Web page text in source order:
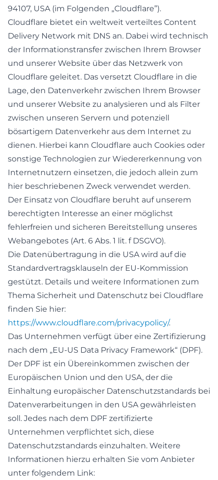
94107, USA (im Folgenden „Cloudflare”).
Cloudflare bietet ein weltweit verteiltes Content
Delivery Network mit DNS an. Dabei wird technisch
der Informationstransfer zwischen Ihrem Browser
und unserer Website über das Netzwerk von
Cloudflare geleitet. Das versetzt Cloudflare in die
Lage, den Datenverkehr zwischen Ihrem Browser
und unserer Website zu analysieren und als Filter
zwischen unseren Servern und potenziell
bösartigem Datenverkehr aus dem Internet zu
dienen. Hierbei kann Cloudflare auch Cookies oder
sonstige Technologien zur Wiedererkennung von
Internetnutzern einsetzen, die jedoch allein zum
hier beschriebenen Zweck verwendet werden.
Der Einsatz von Cloudflare beruht auf unserem
berechtigten Interesse an einer möglichst
fehlerfreien und sicheren Bereitstellung unseres
Webangebotes (Art. 6 Abs. 1 lit. f DSGVO).
Die Datenübertragung in die USA wird auf die
Standardvertragsklauseln der EU-Kommission
gestützt. Details und weitere Informationen zum
Thema Sicherheit und Datenschutz bei Cloudflare
finden Sie hier:
https://www.cloudflare.com/privacypolicy/.
Das Unternehmen verfügt über eine Zertifizierung
nach dem „EU-US Data Privacy Framework“ (DPF).
Der DPF ist ein Übereinkommen zwischen der
Europäischen Union und den USA, der die
Einhaltung europäischer Datenschutzstandards bei
Datenverarbeitungen in den USA gewährleisten
soll. Jedes nach dem DPF zertifizierte
Unternehmen verpflichtet sich, diese
Datenschutzstandards einzuhalten. Weitere
Informationen hierzu erhalten Sie vom Anbieter
unter folgendem Link: